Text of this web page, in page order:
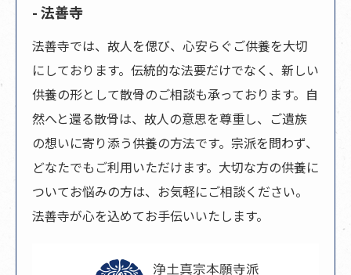
- 法善寺
法善寺では、故人を偲び、心安らぐご供養を大切
にしております。伝統的な法要だけでなく、新しい
供養の形として散骨のご相談も承っております。自
然へと還る散骨は、故人の意思を尊重し、ご遺族
の想いに寄り添う供養の方法です。宗派を問わず、
どなたでもご利用いただけます。大切な方の供養に
ついてお悩みの方は、お気軽にご相談ください。
法善寺が心を込めてお手伝いいたします。